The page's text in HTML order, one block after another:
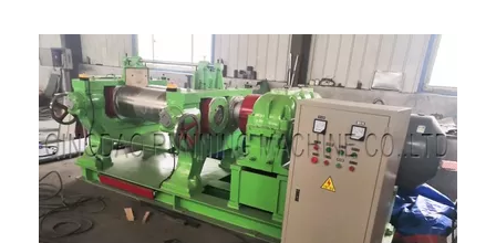
SITEMAP
PRIVACY
POLICY